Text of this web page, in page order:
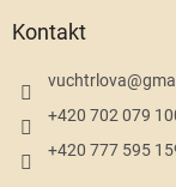
Kontakt
vuchtrlova@
+420 702 079
+420 777 595